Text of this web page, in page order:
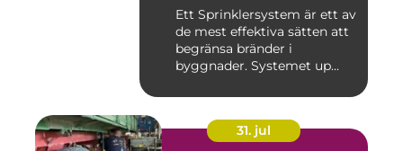
Ett Sprinklersystem är ett av
de mest effektiva sätten att
begränsa bränder i
byggnader. Systemet up...
31. jul